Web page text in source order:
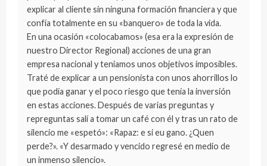
explicar al cliente sin ninguna formación financiera y que
confía totalmente en su «banquero» de toda la vida.
En una ocasión «colocabamos» (esa era la expresión de
nuestro Director Regional) acciones de una gran
empresa nacional y teniamos unos objetivos imposibles.
Traté de explicar a un pensionista con unos ahorrillos lo
que podía ganar y el poco riesgo que tenía la inversión
en estas acciones. Después de varias preguntas y
repreguntas salí a tomar un café con él y tras un rato de
silencio me «espetó»: «Rapaz: e si eu gano. ¿Quen
perde?». «Y desarmado y vencido regresé en medio de
un inmenso silencio».